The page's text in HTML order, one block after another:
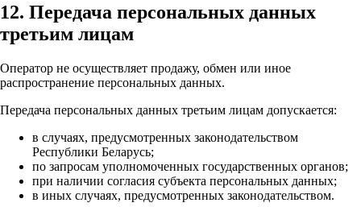
12. Передача персональных данных
третьим лицам
Оператор не осуществляет продажу, обмен или иное
распространение персональных данных.
Передача персональных данных третьим лицам допускается:
в случаях, предусмотренных законодательством
Республики Беларусь;
по запросам уполномоченных государственных органов;
при наличии согласия субъекта персональных данных;
в иных случаях, предусмотренных законодательством.